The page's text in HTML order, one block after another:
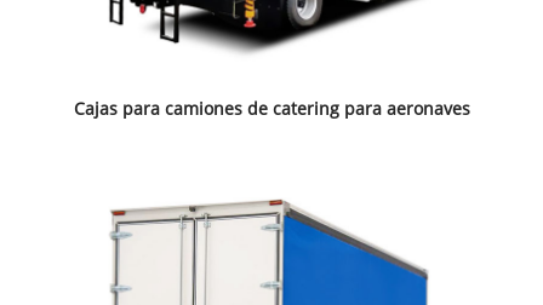
Cajas para camiones de catering para aeronaves